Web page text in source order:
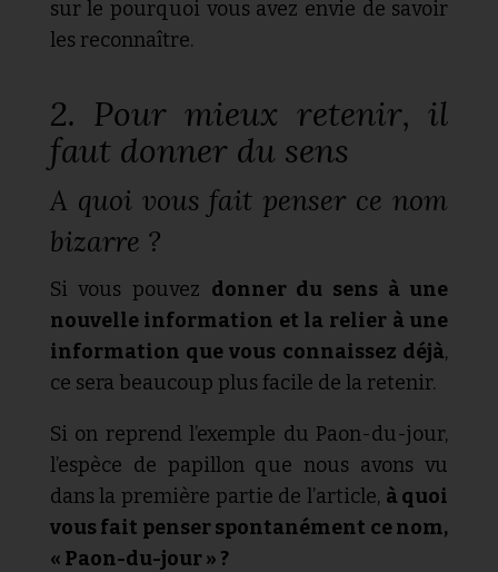
sur le pourquoi vous avez envie de savoir
les reconnaître.
2. Pour mieux retenir, il
faut donner du sens
A quoi vous fait penser ce nom
bizarre ?
Si vous pouvez donner du sens à une
nouvelle information et la relier à une
information que vous connaissez déjà,
ce sera beaucoup plus facile de la retenir.
Si on reprend l’exemple du Paon-du-jour,
l’espèce de papillon que nous avons vu
dans la première partie de l’article, à quoi
vous fait penser spontanément ce nom,
« Paon-du-jour » ?